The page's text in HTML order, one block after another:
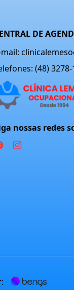
DE
mail:
(48)
nossas redes